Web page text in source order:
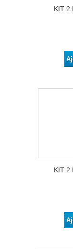
KIT 2
KIT 2